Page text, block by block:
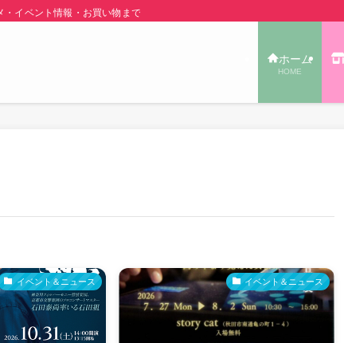
イベント情報・お買い物まで秋田の旬の街ネタをご紹介！ | あきた TOWN
ホーム
HOME
イベント＆ニュース イベント＆ニュース